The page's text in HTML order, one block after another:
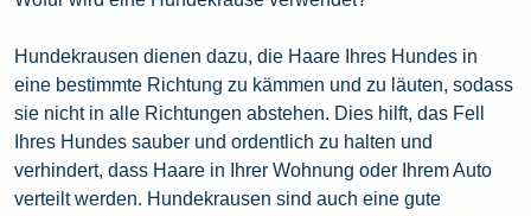
Hundekrausen dienen dazu, die Haare Ihres Hundes in
eine bestimmte Richtung zu kämmen und zu läuten, sodass
sie nicht in alle Richtungen abstehen. Dies hilft, das Fell
Ihres Hundes sauber und ordentlich zu halten und
verhindert, dass Haare in Ihrer Wohnung oder Ihrem Auto
verteilt werden. Hundekrausen sind auch eine gute